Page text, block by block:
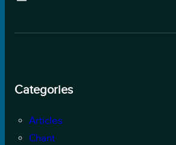
Categories
Articles
Chant